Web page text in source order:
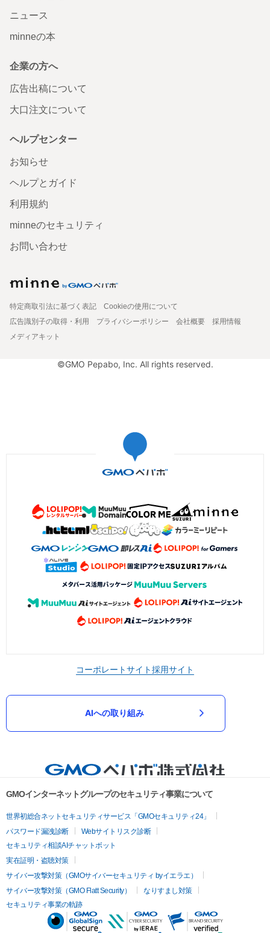
ニュース
minneの本
企業の方へ
広告出稿について
大口注文について
ヘルプセンター
お知らせ
ヘルプとガイド
利用規約
minneのセキュリティ
お問い合わせ
特定商取引法に基づく表記
Cookieの使用について
広告識別子の取得・利用
プライバシーポリシー 会社概要
採用情報
メディアキット
©GMO Pepabo, Inc. All rights reserved.
コーポレートサイト採用サイト
AIへの取り組み
GMOインターネットグループのセキュリティ事業について
世界初総合ネットセキュリティサービス「GMOセキュリティ24」
パスワード漏洩診断
Webサイトリスク診断
セキュリティ相談AIチャットボット
実在証明・盗聴対策
サイバー攻撃対策（GMOサイバーセキュリティ byイエラエ）
サイバー攻撃対策（GMO Flatt Security）
なりすまし対策
セキュリティ事業の軌跡